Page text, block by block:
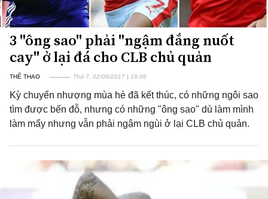
3 "ông sao" phải "ngậm đắng nuốt
cay" ở lại đá cho CLB chủ quản
THỂ THAO Thứ 7, 02/09/2017 | 19:06
Kỳ chuyển nhượng mùa hè đã kết thúc, có những ngôi sao
tìm được bến đỗ, nhưng có những "ông sao" dù làm mình
làm mẩy nhưng vẫn phải ngậm ngùi ở lại CLB chủ quản.